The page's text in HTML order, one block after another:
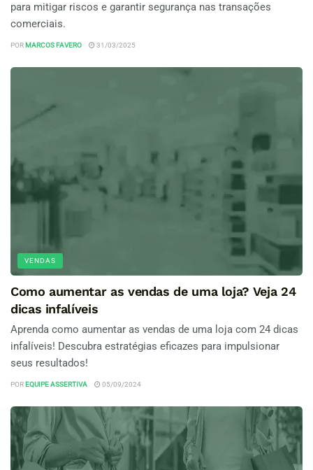
para mitigar riscos e garantir segurança nas transações
comerciais.
POR MARCOS FAVERO 31/03/2025
VENDAS
Como aumentar as vendas de uma loja? Veja 24
dicas infalíveis
Aprenda como aumentar as vendas de uma loja com 24 dicas
infalíveis! Descubra estratégias eficazes para impulsionar
seus resultados!
POR EQUIPE ASSERTIVA 05/09/2024